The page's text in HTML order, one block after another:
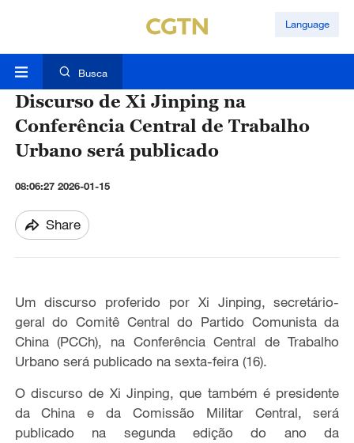
Language
Busca
Discurso de Xi Jinping na
Conferência Central de Trabalho
Urbano será publicado
08:06:27 2026-01-15
Share
Um discurso proferido por Xi Jinping, secretário-
geral do Comitê Central do Partido Comunista da
China (PCCh), na Conferência Central de Trabalho
Urbano será publicado na sexta-feira(16).
O discurso de Xi Jinping, que também é presidente
da China eda Comissão Militar Central, será
publicado na segunda ediçãodo ano da